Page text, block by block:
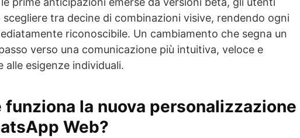
tra decine di combinazioni visive, rendendo ogni
riconoscibile. Un cambiamento che segna un
verso una comunicazione più intuitiva, veloce e
alle esigenze individuali.
funziona la nuova personalizzazione
Web?